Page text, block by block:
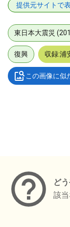
提供元サイトで
東日本大震災
復興 収録:浦
この画像に似
ど
該